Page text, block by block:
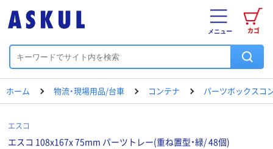
カゴ
メニュー
ホーム 物流・現場用品/台車 コンテナ パーツボックスコ
エスコ
エスコ 108x167x 75mm パーツトレー(重ね置型・緑/ 48個)